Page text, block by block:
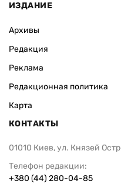
ИЗДАНИЕ
Архивы
Редакция
Реклама
Редакционная политика
Карта
КОНТАКТЫ
01010 Киев, ул. Князей
Телефон редакции:
+380 (44) 280-04-85